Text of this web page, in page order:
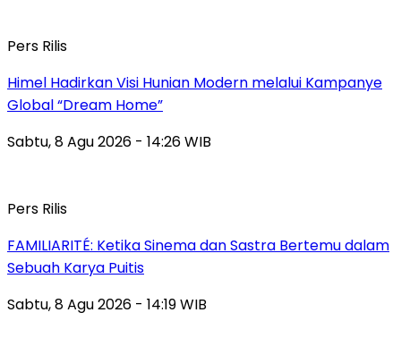
Pers Rilis
Himel Hadirkan Visi Hunian Modern melalui Kampanye
Global “Dream Home”
Sabtu, 8 Agu 2026 - 14:26 WIB
Pers Rilis
FAMILIARITÉ: Ketika Sinema dan Sastra Bertemu dalam
Sebuah Karya Puitis
Sabtu, 8 Agu 2026 - 14:19 WIB